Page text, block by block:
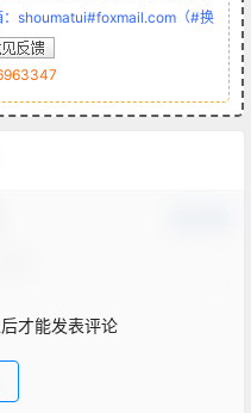
：shoumatui#foxmail.com（#换
才能发表评论